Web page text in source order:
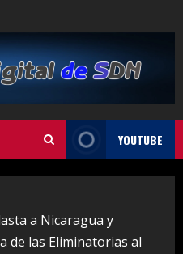
YOUTUBE
a Nicaragua y
de las Eliminatorias al